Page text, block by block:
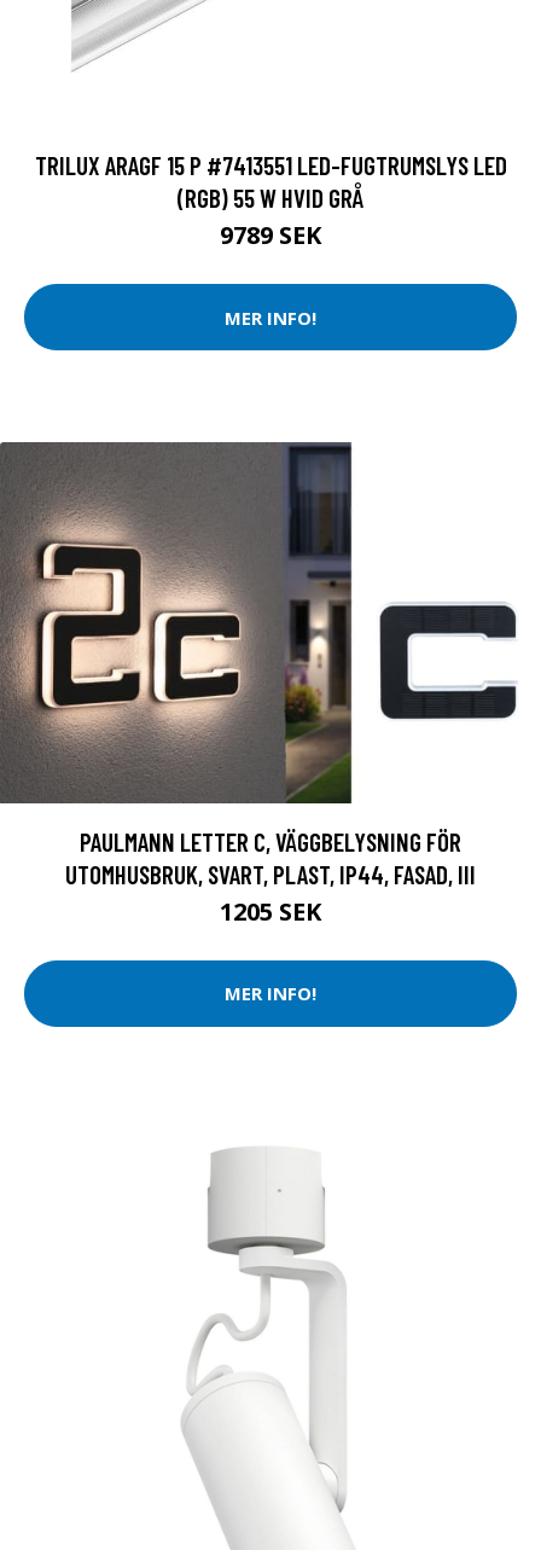
TRILUX ARAGF 15 P #7413551 LED-FUGTRUMSLYS LED
(RGB) 55 W HVID GRÅ
9789 SEK
MER INFO!
PAULMANN LETTER C, VÄGGBELYSNING FÖR
UTOMHUSBRUK, SVART, PLAST, IP44, FASAD, III
1205 SEK
MER INFO!